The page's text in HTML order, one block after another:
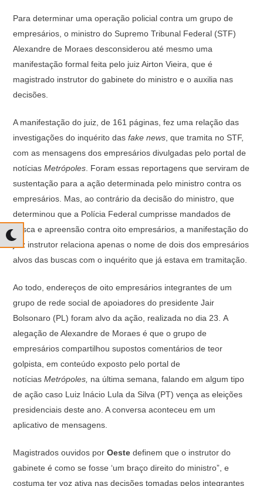
Para determinar uma operação policial contra um grupo de
empresários, o ministro do Supremo Tribunal Federal (STF)
Alexandre de Moraes desconsiderou até mesmo uma
manifestação formal feita pelo juiz Airton Vieira, que é
magistrado instrutor do gabinete do ministro e o auxilia nas
decisões.
A manifestação do juiz, de 161 páginas, fez uma relação das
investigações do inquérito das fake news, que tramita no STF,
com as mensagens dos empresários divulgadas pelo portal de
notícias Metrópoles. Foram essas reportagens que serviram de
sustentação para a ação determinada pelo ministro contra os
empresários. Mas, ao contrário da decisão do ministro, que
determinou que a Polícia Federal cumprisse mandados de
busca e apreensão contra oito empresários, a manifestação do
juiz instrutor relaciona apenas o nome de dois dos empresários
alvos das buscas com o inquérito que já estava em tramitação.
Ao todo, endereços de oito empresários integrantes de um
grupo de rede social de apoiadores do presidente Jair
Bolsonaro (PL) foram alvo da ação, realizada no dia 23. A
alegação de Alexandre de Moraes é que o grupo de
empresários compartilhou supostos comentários de teor
golpista, em conteúdo exposto pelo portal de
notícias Metrópoles, na última semana, falando em algum tipo
de ação caso Luiz Inácio Lula da Silva (PT) vença as eleições
presidenciais deste ano. A conversa aconteceu em um
aplicativo de mensagens.
Magistrados ouvidos por Oeste definem que o instrutor do
gabinete é como se fosse ‘um braço direito do ministro”, e
costuma ter voz ativa nas decisões tomadas pelos integrantes